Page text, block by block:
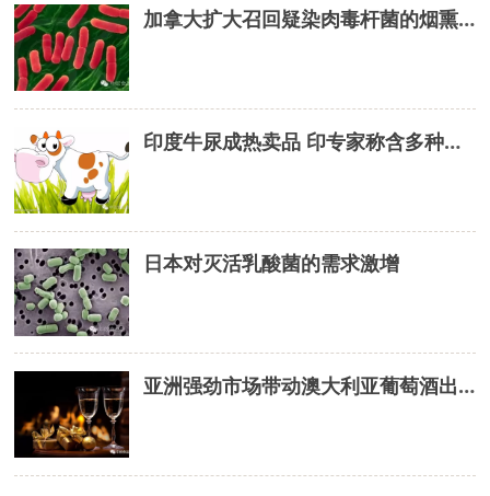
加拿大扩大召回疑染肉毒杆菌的烟熏鱼
印度牛尿成热卖品 印专家称含多种化合物可治多种疾病
日本对灭活乳酸菌的需求激增
亚洲强劲市场带动澳大利亚葡萄酒出口额持续增长